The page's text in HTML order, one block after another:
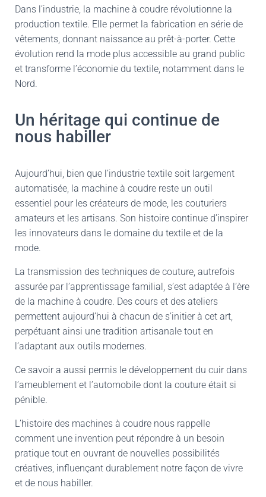
Dans l’industrie, la machine à coudre révolutionne la
production textile. Elle permet la fabrication en série de
vêtements, donnant naissance au prêt-à-porter. Cette
évolution rend la mode plus accessible au grand public
et transforme l’économie du textile, notamment dans le
Nord.
Un héritage qui continue de
nous habiller
Aujourd’hui, bien que l’industrie textile soit largement
automatisée, la machine à coudre reste un outil
essentiel pour les créateurs de mode, les couturiers
amateurs et les artisans. Son histoire continue d’inspirer
les innovateurs dans le domaine du textile et de la
mode.
La transmission des techniques de couture, autrefois
assurée par l’apprentissage familial, s’est adaptée à l’ère
de la machine à coudre. Des cours et des ateliers
permettent aujourd’hui à chacun de s’initier à cet art,
perpétuant ainsi une tradition artisanale tout en
l’adaptant aux outils modernes.
Ce savoir a aussi permis le développement du cuir dans
l’ameublement et l’automobile dont la couture était si
pénible.
L’histoire des machines à coudre nous rappelle
comment une invention peut répondre à un besoin
pratique tout en ouvrant de nouvelles possibilités
créatives, influençant durablement notre façon de vivre
et de nous habiller.